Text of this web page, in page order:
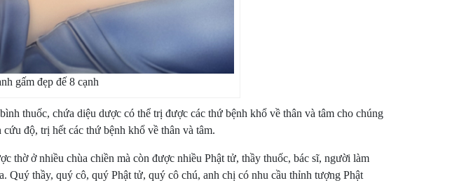
gấm đẹp đế 8 cạnh
thuốc, chứa diệu dược có thể trị được các thứ bệnh khổ về thân và tâm cho chúng
độ, trị hết các thứ bệnh khổ về thân và tâm.
ở nhiều chùa chiền mà còn được nhiều Phật tử, thầy thuốc, bác sĩ, người làm
thầy, quý cô, quý Phật tử, quý cô chú, anh chị có nhu cầu thỉnh tượng Phật